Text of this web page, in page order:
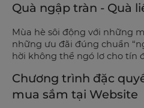
Quà ngập tràn - Quà
Mùa hè sôi động với những
những ưu đãi đúng chuẩn
hời không thể ngó lơ cho tín
Chương trình đặc
mua sắm tại Website